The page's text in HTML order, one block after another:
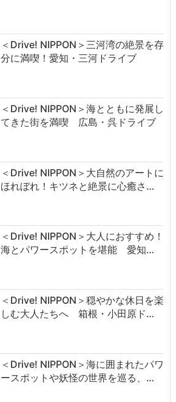
＜Drive! NIPPON＞三河湾の絶景を存
分に満喫！愛知・三河ドライブ
＜Drive! NIPPON＞海とともに発展し
てきた街を満喫 広島・呉ドライブ
＜Drive! NIPPON＞大自然のアートに
ほれぼれ！キツネと絶景に心癒さ…
＜Drive! NIPPON＞大人におすすめ！
海とパワースポットを堪能 愛知…
＜Drive! NIPPON＞穏やかな休日を楽
しむ大人たちへ 箱根・小田原ド…
＜Drive! NIPPON＞海に囲まれたパワ
ースポットや妖怪の世界を巡る、…